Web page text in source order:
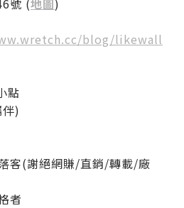
號 (地圖)
blog/likewall
點
)
客(謝絕網賺/直銷/轉載/廠
者